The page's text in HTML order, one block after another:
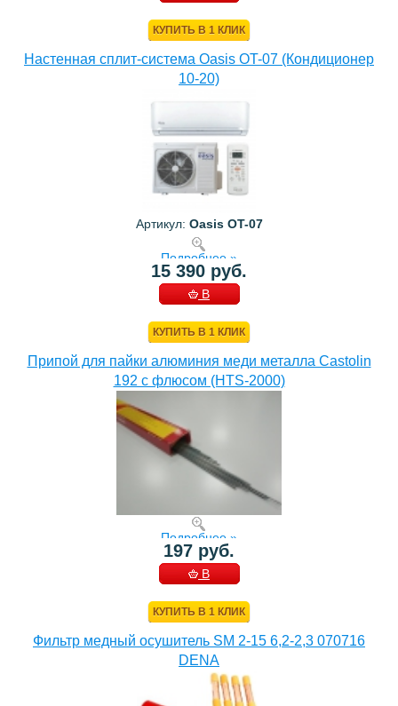
КУПИТЬ В 1 КЛИК
Настенная сплит-система Oasis OT-07 (Кондиционер
10-20)
Артикул: Oasis OT-07
Подробнее »
15 390 руб.
В
КУПИТЬ В 1 КЛИК
Припой для пайки алюминия меди металла Castolin
192 с флюсом (HTS-2000)
Подробнее »
197 руб.
В
КУПИТЬ В 1 КЛИК
Фильтр медный осушитель SM 2-15 6,2-2,3 070716
DENA